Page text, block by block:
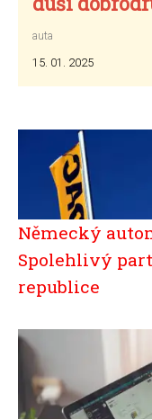
auta
15. 01. 2025
Německý
Spolehlivý
republice